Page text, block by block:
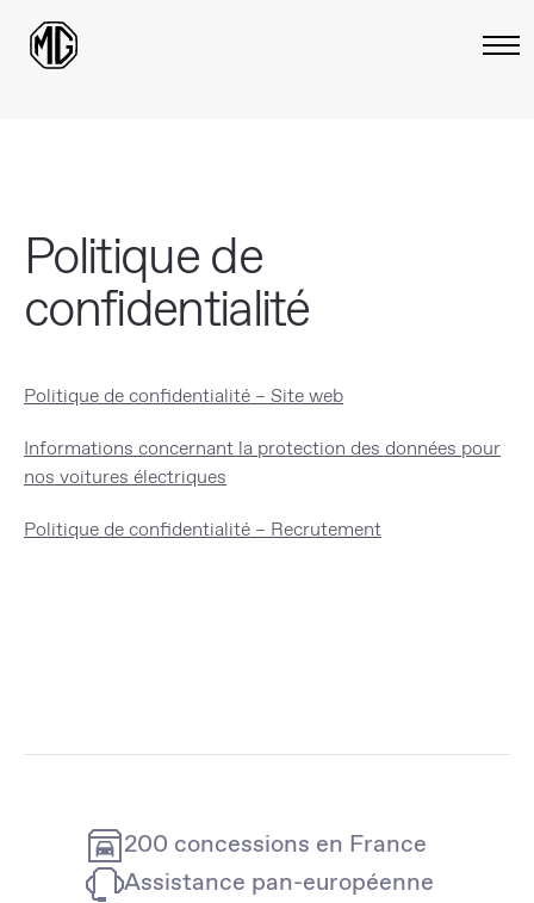
Politique de
confidentialité
Politique de confidentialité – Site web
Informations concernant la protection des données pour
nos voitures électriques
Politique de confidentialité – Recrutement
200 concessions en France
Assistance pan-européenne